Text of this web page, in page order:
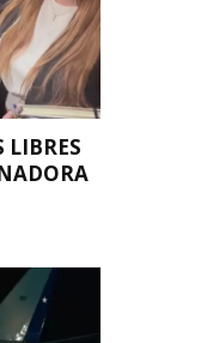
LIBRES